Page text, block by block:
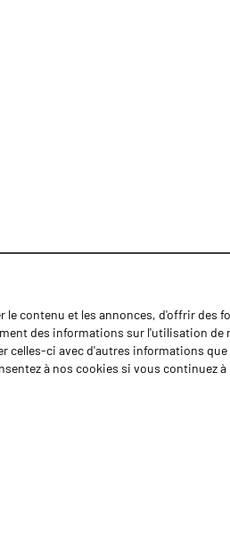
le contenu et les annonces, d'offrir des
des informations sur l'utilisation
celles-ci avec d'autres informations
à nos cookies si vous continuez
Forét